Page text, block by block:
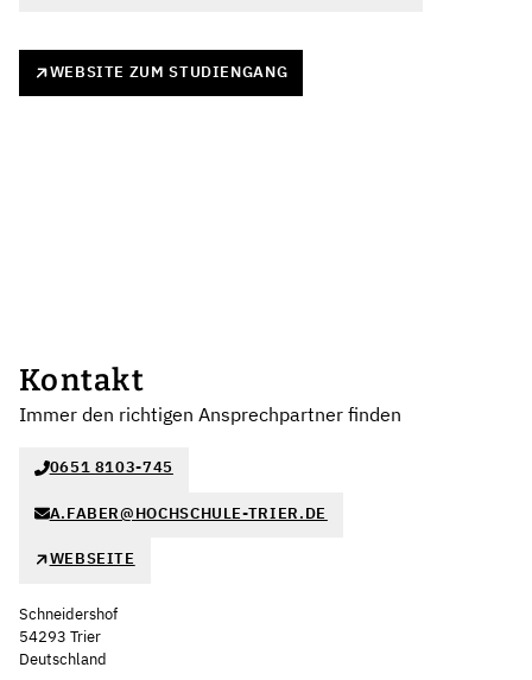
WEBSITE ZUM STUDIENGANG
Kontakt
Immer den richtigen Ansprechpartner finden
0651 8103-745
A.FABER@HOCHSCHULE-TRIER.DE
WEBSEITE
Schneidershof
54293 Trier
Deutschland